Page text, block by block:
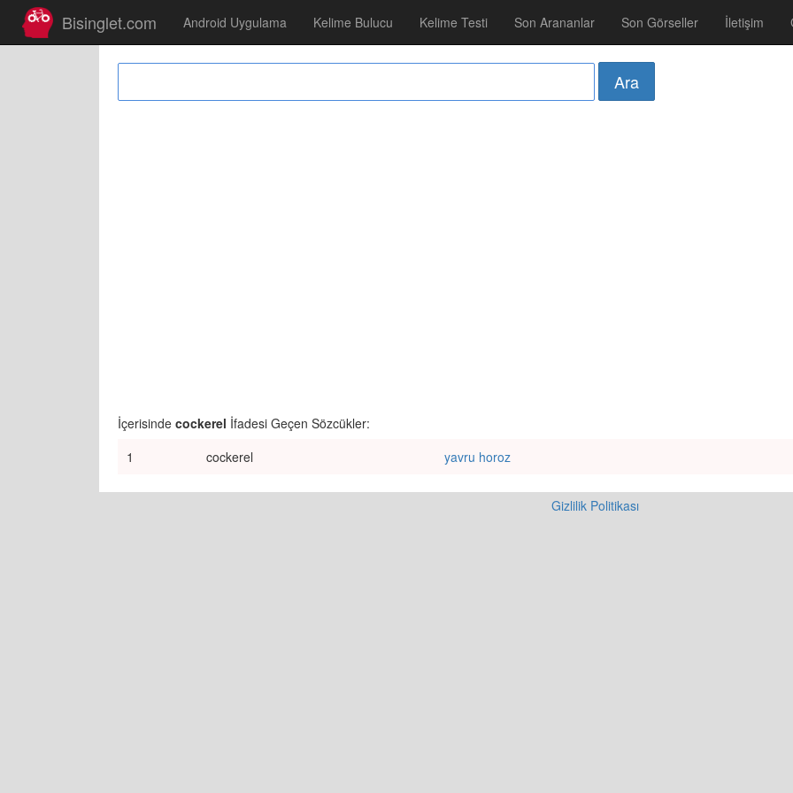
Bisinglet.com Android Uygulama Kelime Bulucu Kelime Testi Son Arananlar Son Görseller İletişim
İçerisinde cockerel İfadesi Geçen Sözcükler:
1
cockerel yavru horoz
Gizlilik Politikası